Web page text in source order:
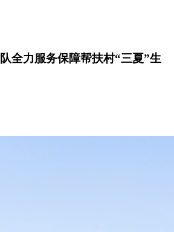
全力服务保障帮扶村“三夏”生